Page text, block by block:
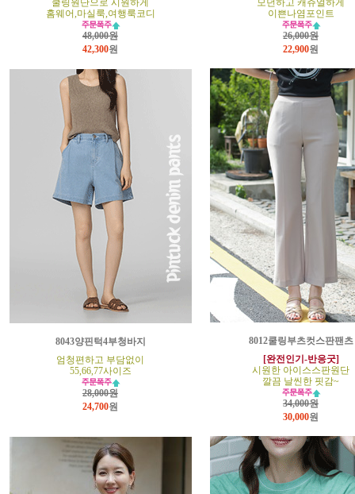
쿨링원단으로 시원하게
홈웨어,마실룩,여행룩코디
48,000원
42,300원
모던하고 캐쥬얼하게
이쁜나염포인트
26,000원
22,900원
8043양핀턱4부청바지
엄청편하고 부담없이
55,66,77사이즈
28,000원
24,700원
8012쿨링부츠컷스판팬츠
[완전인기-반응굿]
시원한 아이스스판원단
깔끔 날씬한 핏감~
34,000원
30,000원